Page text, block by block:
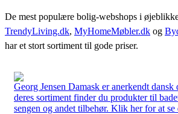
De mest populære bolig-webshops i
TrendyLiving.dk, MyHomeMøbler.dk og
har et stort sortiment til gode priser.
Georg Jensen Damask er anerkendt dansk
deres sortiment finder du produkter til
sengen og andet tilbehør. Klik her for at se